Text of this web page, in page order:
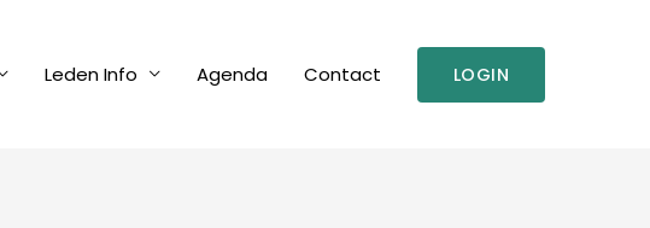
Leden Info Agenda Contact LOGIN